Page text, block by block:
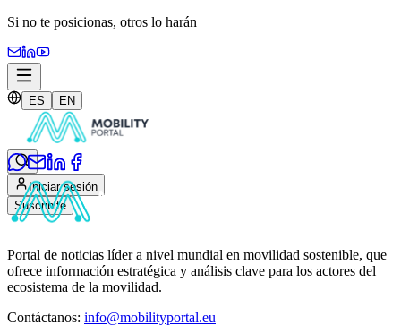
Si no te posicionas, otros lo harán
ES EN
Iniciar sesión
Suscribite
Portal de noticias líder a nivel mundial en movilidad sostenible, que
ofrece información estratégica y análisis clave para los actores del
ecosistema de la movilidad.
Contáctanos: info@mobilityportal.eu